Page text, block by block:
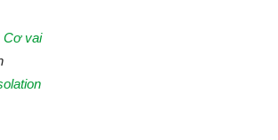
Cơ vai